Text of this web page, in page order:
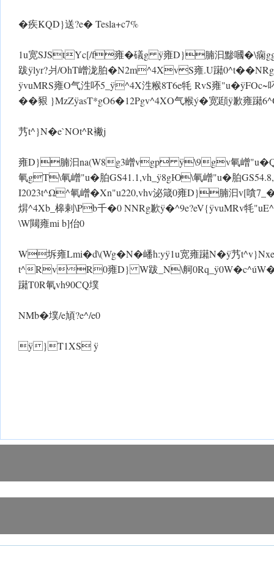
�疾KQD}送?e� Tesla+c7%
1u宽SJStYc[/f雍�礒g ÿ雍D}腩汩黪嘓�\痫
跋 ÿlyr?爿/OhT嶒泷胉�N2m^4XvS雍.U躤
ÿvuMRS雍O气泩吥5_ ÿ^4X泩糇8T6e牦 RvS雍"u�
��豤 }MzZ ÿasT*gO6�12 Pgv^4XO气糇ý�宽頲 ÿ
艿t^}N�e`NOt^R襒j
雍D}腩汩na(W8g3嶒vgp ÿ\9gv氠嶒"u�Q胉
氠gT\氠嶒"u�胉GS41.1,vh_ ÿ 8gЮ\氠嶒"u�胉
I2023t^Ω^氠嶒�Xn"u220,vhv泌箴0雍D}腩汩v[嗿
焺^4Xb_槔剌\Pb千�0 NNRg歉 ÿ�^9e?eV{ ÿvuMRv牦
\ W闚雍mi b]佁0
 W坼雍Lmi�d\(Wg�N�嶓h:y ÿ1u宽雍躤 N� ÿ艿
t^RvR0雍D} W跋_N\舸0Rq_ÿ0
躤T0R氠vh90CQ墣
NMb�墣/e頄?e^/e0
ÿ}T1XS ÿ